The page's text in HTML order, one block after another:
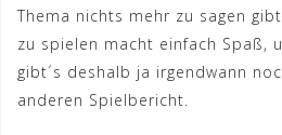
Thema nichts mehr zu sagen
zu spielen macht einfach Spaß,
gibt´s deshalb ja irgendwann
anderen Spielbericht.